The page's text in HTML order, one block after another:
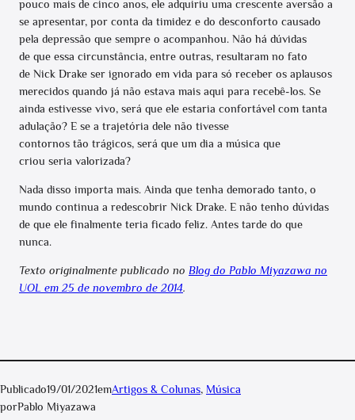
pouco mais de cinco anos, ele adquiriu uma crescente aversão a
se apresentar, por conta da timidez e do desconforto causado
pela depressão que sempre o acompanhou. Não há dúvidas
de que essa circunstância, entre outras, resultaram no fato
de Nick Drake ser ignorado em vida para só receber os aplausos
merecidos quando já não estava mais aqui para recebê-los. Se
ainda estivesse vivo, será que ele estaria confortável com tanta
adulação? E se a trajetória dele não tivesse
contornos tão trágicos, será que um dia a música que
criou seria valorizada?
Nada disso importa mais. Ainda que tenha demorado tanto, o
mundo continua a redescobrir Nick Drake. E não tenho dúvidas
de que ele finalmente teria ficado feliz. Antes tarde do que
nunca.
Texto originalmente publicado no Blog do Pablo Miyazawa no
UOL em 25 de novembro de 2014.
Publicado19/01/2021emArtigos & Colunas, Música
porPablo Miyazawa